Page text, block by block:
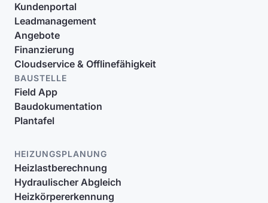
Kundenportal
Leadmanagement
Angebote
Finanzierung
Cloudservice & Offlinefähigkeit
BAUSTELLE
Field App
Baudokumentation
Plantafel
HEIZUNGSPLANUNG
Heizlastberechnung
Hydraulischer Abgleich
Heizkörpererkennung